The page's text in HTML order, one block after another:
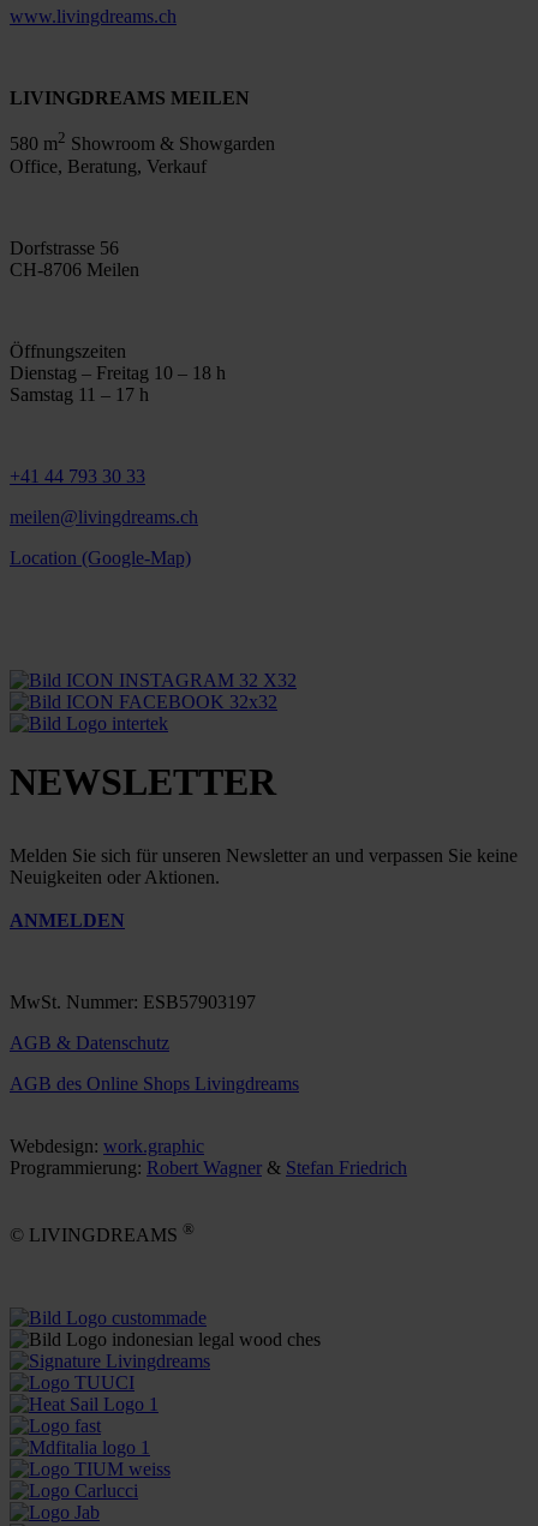
www.livingdreams.ch
LIVINGDREAMS MEILEN
580 m2 Showroom & Showgarden
Office, Beratung, Verkauf
Dorfstrasse 56
CH-8706 Meilen
Öffnungszeiten
Dienstag – Freitag 10 – 18 h
Samstag 11 – 17 h
+41 44 793 30 33
meilen@livingdreams.ch
Location (Google-Map)
NEWSLETTER
Melden Sie sich für unseren Newsletter an und verpassen Sie keine
Neuigkeiten oder Aktionen.
ANMELDEN
MwSt. Nummer: ESB57903197
AGB & Datenschutz
AGB des Online Shops Livingdreams
Webdesign: work.graphic
Programmierung: Robert Wagner & Stefan Friedrich
© LIVINGDREAMS ®